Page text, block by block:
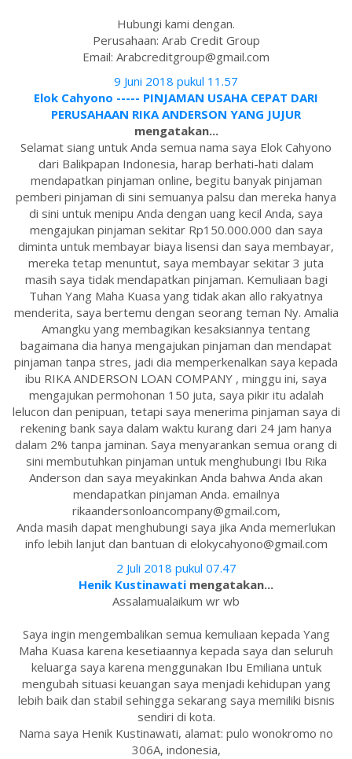
Hubungi kami dengan.
Perusahaan: Arab Credit Group
Email: Arabcreditgroup@gmail.com
9 Juni 2018 pukul 11.57
Elok Cahyono ----- PINJAMAN USAHA CEPAT DARI
PERUSAHAAN RIKA ANDERSON YANG JUJUR
mengatakan...
Selamat siang untuk Anda semua nama saya Elok Cahyono
dari Balikpapan Indonesia, harap berhati-hati dalam
mendapatkan pinjaman online, begitu banyak pinjaman
pemberi pinjaman di sini semuanya palsu dan mereka hanya
di sini untuk menipu Anda dengan uang kecil Anda, saya
mengajukan pinjaman sekitar Rp150.000.000 dan saya
diminta untuk membayar biaya lisensi dan saya membayar,
mereka tetap menuntut, saya membayar sekitar 3 juta
masih saya tidak mendapatkan pinjaman. Kemuliaan bagi
Tuhan Yang Maha Kuasa yang tidak akan allo rakyatnya
menderita, saya bertemu dengan seorang teman Ny. Amalia
Amangku yang membagikan kesaksiannya tentang
bagaimana dia hanya mengajukan pinjaman dan mendapat
pinjaman tanpa stres, jadi dia memperkenalkan saya kepada
ibu RIKA ANDERSON LOAN COMPANY , minggu ini, saya
mengajukan permohonan 150 juta, saya pikir itu adalah
lelucon dan penipuan, tetapi saya menerima pinjaman saya di
rekening bank saya dalam waktu kurang dari 24 jam hanya
dalam 2% tanpa jaminan. Saya menyarankan semua orang di
sini membutuhkan pinjaman untuk menghubungi Ibu Rika
Anderson dan saya meyakinkan Anda bahwa Anda akan
mendapatkan pinjaman Anda. emailnya
rikaandersonloancompany@gmail.com,
Anda masih dapat menghubungi saya jika Anda memerlukan
info lebih lanjut dan bantuan di elokycahyono@gmail.com
2 Juli 2018 pukul 07.47
Henik Kustinawati mengatakan...
Assalamualaikum wr wb
Saya ingin mengembalikan semua kemuliaan kepada Yang
Maha Kuasa karena kesetiaannya kepada saya dan seluruh
keluarga saya karena menggunakan Ibu Emiliana untuk
mengubah situasi keuangan saya menjadi kehidupan yang
lebih baik dan stabil sehingga sekarang saya memiliki bisnis
sendiri di kota.
Nama saya Henik Kustinawati, alamat: pulo wonokromo no
306A, indonesia,